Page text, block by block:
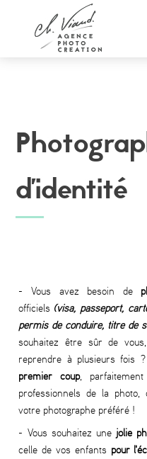
d'identité
- Vous avez besoin de
officiels (visa, passeport,
permis de conduire, titre de
souhaitez être sûr de
reprendre à plusieurs fois
premier coup,
professionnels de la
votre photographe préféré !
- Vous souhaitez une jolie
celle de vos enfants pour
Panneau de gestion des